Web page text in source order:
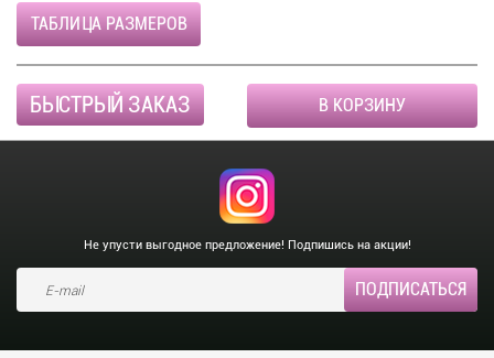
ТАБЛИЦА РАЗМЕРОВ
БЫСТРЫЙ ЗАКАЗ В КОРЗИНУ
Не упусти выгодное предложение! Подпишись на акции!